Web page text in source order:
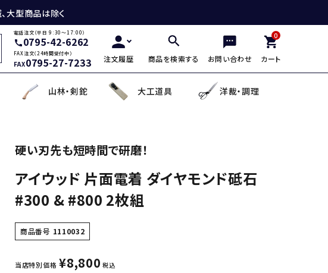
大型商品は除く
電話注文（平日 9:30～17:00）
call0795-42-6262
FAX注文（24時間受付中）
FAX0795-27-7233 注文履歴 商品を検索する お問い合わせ
0
カート
き・骨スキ 麺切り包丁
デザイン包丁
面直し砥石
セット品
造林鎌
充電式除草機
理機・耕耘機爪 土農工具
山林・剣鉈
・角返し 登山用杖・トレッキ
大工道具
手鉤
洋裁・調理
・盛台 越前箸
蕎麦打ち道具
硬い刃先も短時間で研磨！
アイウッド 片面電着 ダイヤモンド砥石
#300 & #800 2枚組
商品番号 1110032
当店特別価格 ¥8,800 税込